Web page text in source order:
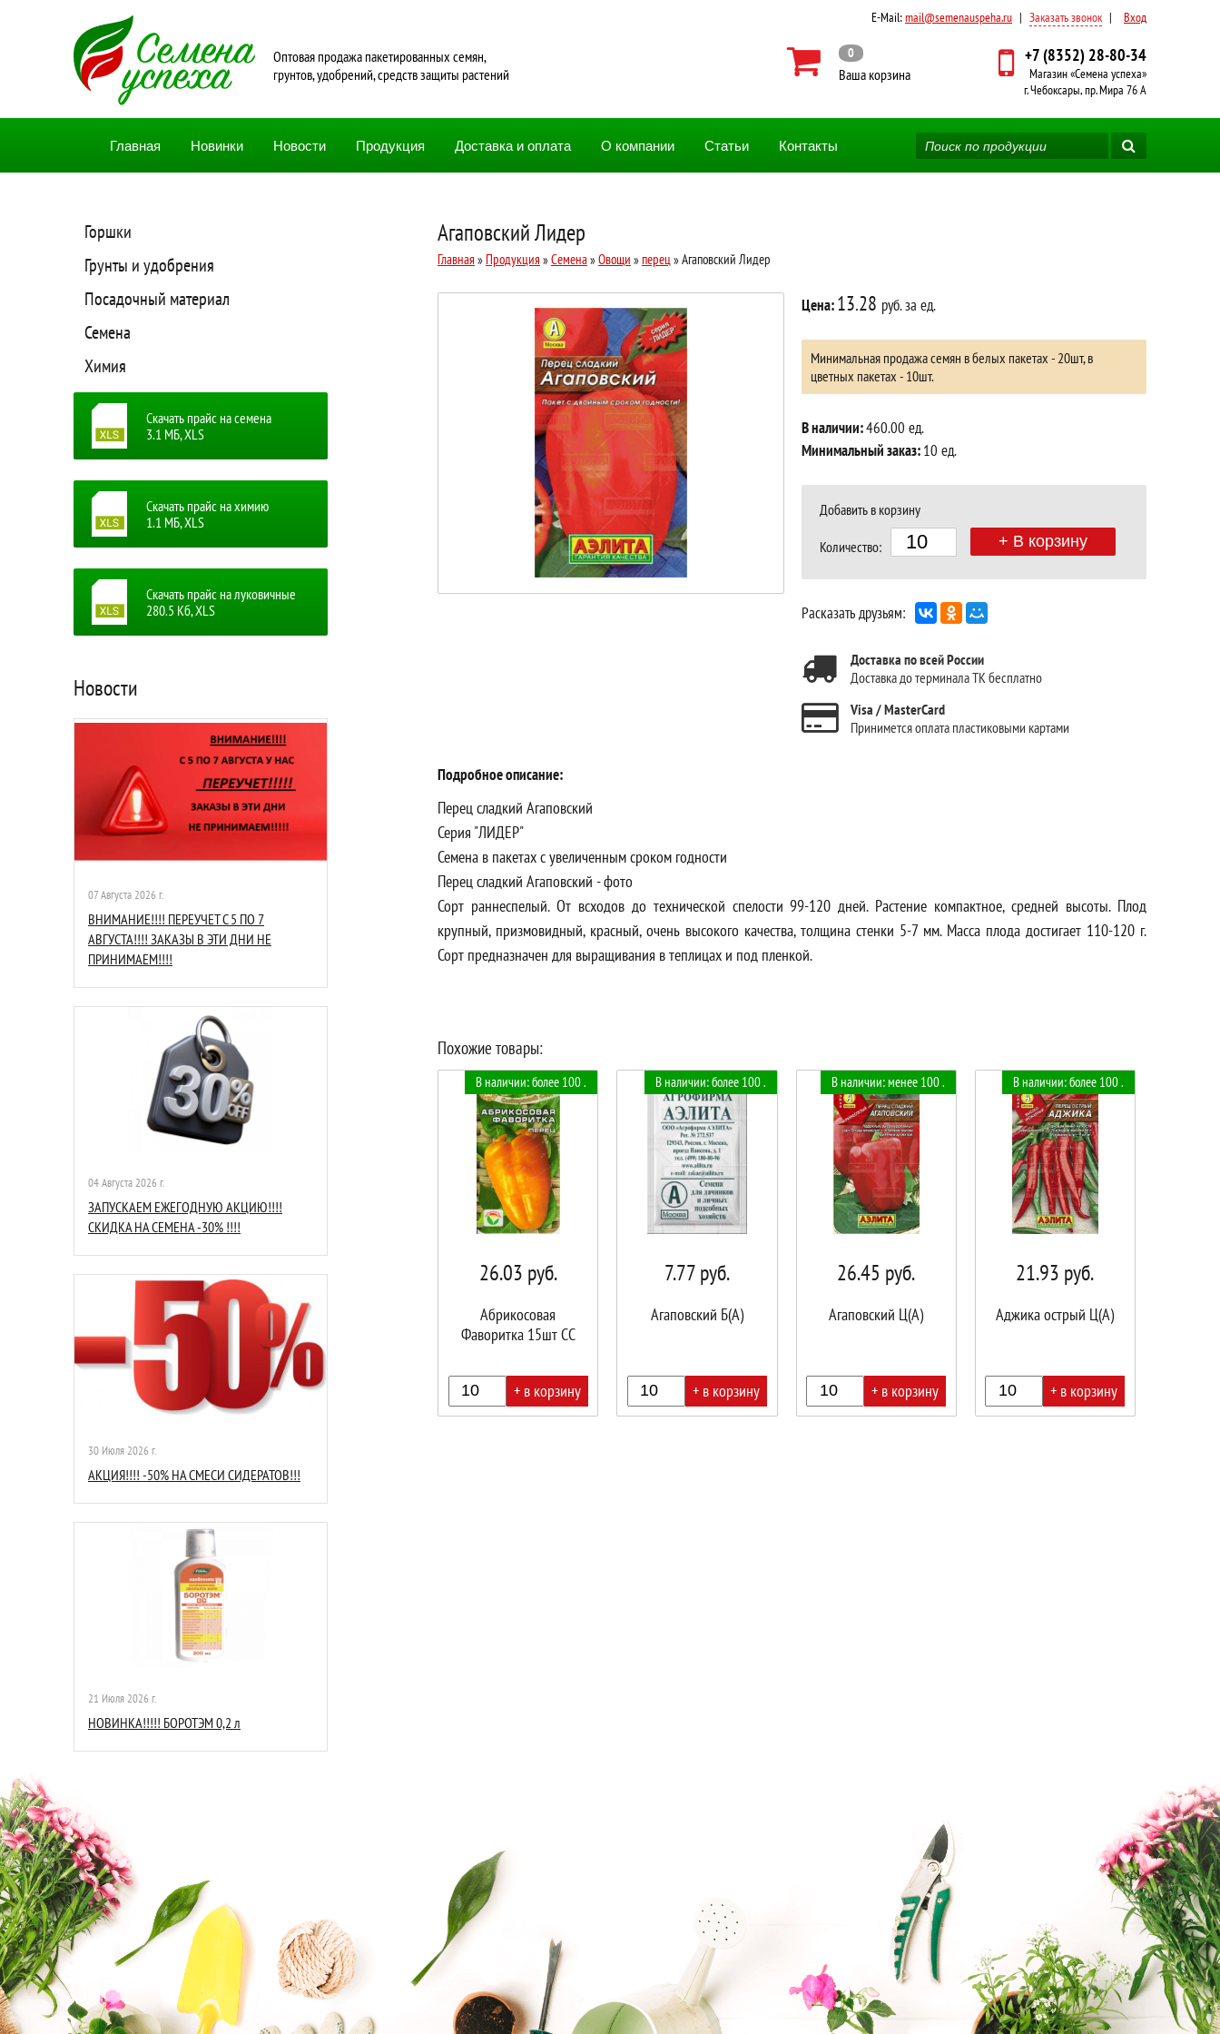
E-Mail:mail@semenauspeha.ru | Заказать звонок | Вход
Oптовая продажа пакетированных семян,
грунтов, удобрений, средств защиты растений
0
Ваша корзина
+7 (8352) 28-80-34
Магазин «Семена успеха»
г. Чебоксары, пр. Мира 76 А
Главная Новинки Новости Продукция Доставка и оплата О компании Статьи Контакты
Горшки
Грунты и удобрения
Посадочный материал
Семена
Химия
Скачать прайс на семена
3.1 MБ, XLS
Скачать прайс на химию
1.1 MБ, XLS
Скачать прайс на луковичные
280.5 Кб, XLS
Новости
07 Августа 2026 г.
ВНИМАНИЕ!!!! ПЕРЕУЧЕТ С 5 ПО 7
АВГУСТА!!!! ЗАКАЗЫ В ЭТИ ДНИ НЕ
ПРИНИМАЕМ!!!!
04 Августа 2026 г.
ЗАПУСКАЕМ ЕЖЕГОДНУЮ АКЦИЮ!!!!
СКИДКА НА СЕМЕНА -30% !!!!
30 Июля 2026 г.
АКЦИЯ!!!! -50% НА СМЕСИ СИДЕРАТОВ!!!
21 Июля 2026 г.
НОВИНКА!!!!! БОРОТЭМ 0,2 л
Агаповский Лидер
Главная » Продукция »Семена»Овощи »перец » Агаповский Лидер
Цена:13.28 руб. за ед.
Минимальная продажа семян в белых пакетах - 20шт, в
цветных пакетах - 10шт.
В наличии:460.00 ед.
Минимальный заказ:10 ед.
Добавить в корзину
Количество: + В корзину
Расказать друзьям:
Доставка по всей России
Доставка до терминала ТК бесплатно
Visa / MasterCard
Принимется оплата пластиковыми картами
Подробное описание:
Перец сладкий Агаповский
Серия "ЛИДЕР"
Семена в пакетах с увеличенным сроком годности
Перец сладкий Агаповский - фото
Сорт раннеспелый. От всходов до технической спелости 99-120 дней. Растение компактное, средней высоты. Плод
крупный, призмовидный, красный, очень высокого качества, толщина стенки 5-7 мм. Масса плода достигает 110-120 г.
Сорт предназначен для выращивания в теплицах и под пленкой.
Похожие товары:
В наличии: более 100 .
26.03 руб.
Абрикосовая
Фаворитка 15шт СС
+ в корзину
В наличии: более 100 .
7.77руб.
Агаповский Б(А)
+ в корзину
В наличии: менее 100 .
26.45 руб.
Агаповский Ц(А)
+ в корзину
В наличии: более 100 .
21.93 руб.
Аджика острый Ц(А)
+ в корзину